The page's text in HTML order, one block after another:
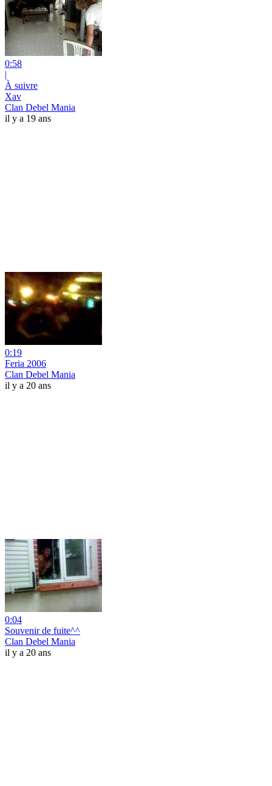
0:58
|
À suivre
Xav
Clan Debel Mania
il y a 19 ans
0:19
Feria 2006
Clan Debel Mania
il y a 20 ans
0:04
Souvenir de fuite^^
Clan Debel Mania
il y a 20 ans